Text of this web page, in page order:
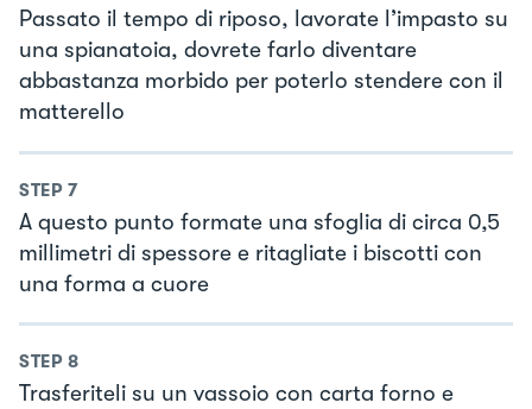
Passato il tempo di riposo, lavorate l’impasto su
una spianatoia, dovrete farlo diventare
abbastanza morbido per poterlo stendere con il
matterello
STEP 7
A questo punto formate una sfoglia di circa 0,5
millimetri di spessore e ritagliate i biscotti con
una forma a cuore
STEP 8
Trasferiteli su un vassoio con carta forno e